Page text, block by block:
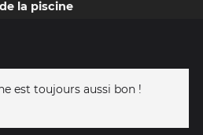
la piscine
est toujours aussi bon !